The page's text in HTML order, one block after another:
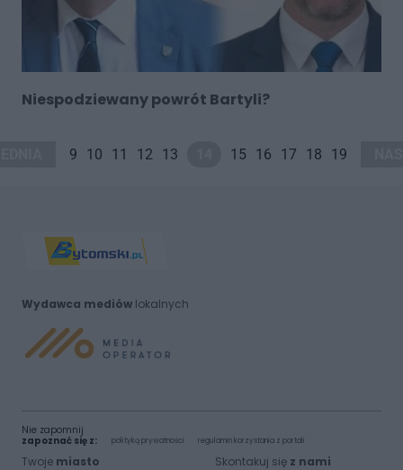
Niespodziewany powrót Bartyli?
9 10 11 12 13 15 16 17 18 19
Wydawca mediówlokalnych
Nie zapomnij
zapoznać się z:
polityką prywatności regulamin korzystania z portali
Twoje miasto Skontakuj się z nami